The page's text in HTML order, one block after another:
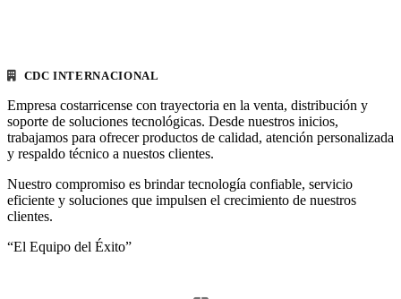
CDC INTERNACIONAL
Empresa costarricense con trayectoria en la venta, distribución y
soporte de soluciones tecnológicas. Desde nuestros inicios,
trabajamos para ofrecer productos de calidad, atención personalizada
y respaldo técnico a nuestos clientes.
Nuestro compromiso es brindar tecnología confiable, servicio
eficiente y soluciones que impulsen el crecimiento de nuestros
clientes.
“El Equipo del Éxito”